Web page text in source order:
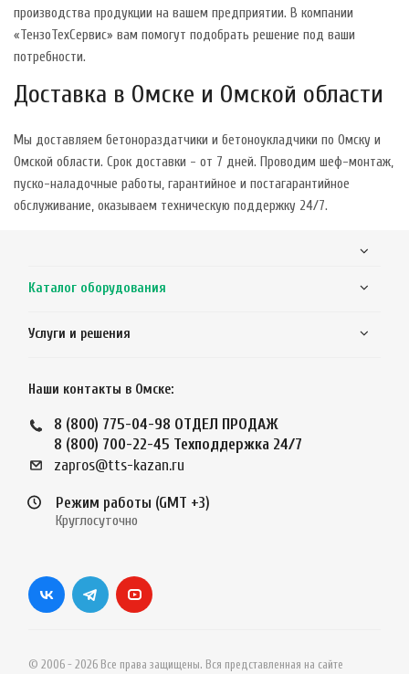
производства продукции на вашем предприятии. В компании
«ТензоТехСервис» вам помогут подобрать решение под ваши
потребности.
Доставка в Омске и Омской области
Мы доставляем бетонораздатчики и бетоноукладчики по Омску и
Омской области. Срок доставки - от 7 дней. Проводим шеф-монтаж,
пуско-наладочные работы, гарантийное и постагарантийное
обслуживание, оказываем техническую поддержку 24/7.
Каталог оборудования
Услуги и решения
Наши контакты в Омске:
8 (800) 775-04-98 ОТДЕЛ ПРОДАЖ
8 (800) 700-22-45 Техподдержка 24/7
zapros@tts-kazan.ru
Режим работы (GMT +3)
Круглосуточно
© 2006 - 2026 Все права защищены. Вся представленная на сайте